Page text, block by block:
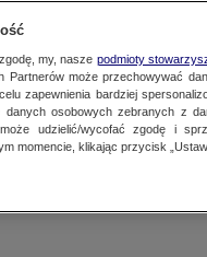
my, nasze podmioty
Partnerów może przechowywać
zapewnienia bardziej
osobowych zebranych z
udzielić/wycofać zgodę i
momencie, klikając przycisk